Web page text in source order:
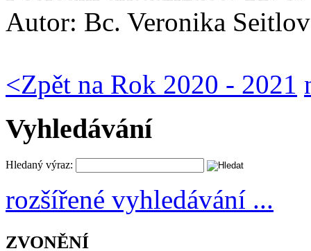
Autor: Bc. Veronika
<Zpět na Rok 2020 - 2021
Vyhledávání
Hledaný výraz:
rozšířené vyhledávání ...
ZVONĚNÍ